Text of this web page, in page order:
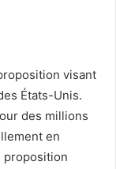
visant
États-Unis.
des millions
en
proposition